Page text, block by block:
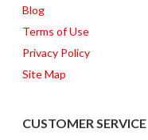
Blog
Terms of Use
Privacy Policy
Site Map
CUSTOMER SERVICE